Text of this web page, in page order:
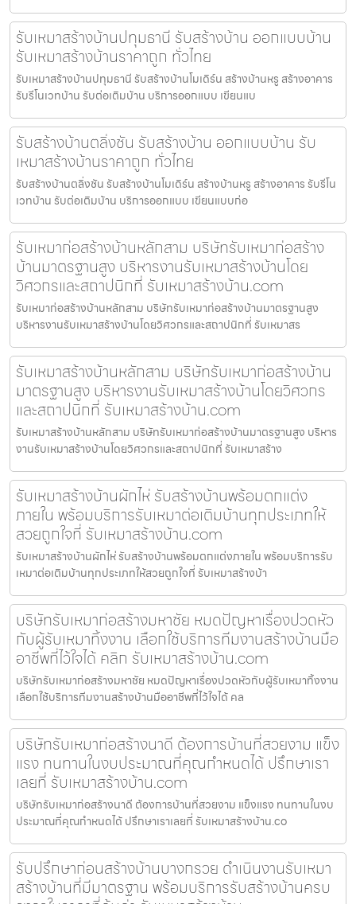
รับเหมาสร้างบ้านปทุมธานี รับสร้างบ้าน ออกแบบบ้าน
รับเหมาสร้างบ้านราคาถูก ทั่วไทย
รับเหมาสร้างบ้านปทุมธานี รับสร้างบ้านโมเดิร์น สร้างบ้านหรู สร้างอาคาร
รับรีโนเวทบ้าน รับต่อเติมบ้าน บริการออกแบบ เขียนแบ
รับสร้างบ้านตลิ่งชัน รับสร้างบ้าน ออกแบบบ้าน รับ
เหมาสร้างบ้านราคาถูก ทั่วไทย
รับสร้างบ้านตลิ่งชัน รับสร้างบ้านโมเดิร์น สร้างบ้านหรู สร้างอาคาร รับรีโน
เวทบ้าน รับต่อเติมบ้าน บริการออกแบบ เขียนแบบก่อ
รับเหมาก่อสร้างบ้านหลักสาม บริษัทรับเหมาก่อสร้าง
บ้านมาตรฐานสูง บริหารงานรับเหมาสร้างบ้านโดย
วิศวกรและสถาปนิกที่ รับเหมาสร้างบ้าน.com
รับเหมาก่อสร้างบ้านหลักสาม บริษัทรับเหมาก่อสร้างบ้านมาตรฐานสูง
บริหารงานรับเหมาสร้างบ้านโดยวิศวกรและสถาปนิกที่ รับเหมาสร
รับเหมาสร้างบ้านหลักสาม บริษัทรับเหมาก่อสร้างบ้าน
มาตรฐานสูง บริหารงานรับเหมาสร้างบ้านโดยวิศวกร
และสถาปนิกที่ รับเหมาสร้างบ้าน.com
รับเหมาสร้างบ้านหลักสาม บริษัทรับเหมาก่อสร้างบ้านมาตรฐานสูง บริหาร
งานรับเหมาสร้างบ้านโดยวิศวกรและสถาปนิกที่ รับเหมาสร้าง
รับเหมาสร้างบ้านผักไห่ รับสร้างบ้านพร้อมตกแต่ง
ภายใน พร้อมบริการรับเหมาต่อเติมบ้านทุกประเภทให้
สวยถูกใจที่ รับเหมาสร้างบ้าน.com
รับเหมาสร้างบ้านผักไห่ รับสร้างบ้านพร้อมตกแต่งภายใน พร้อมบริการรับ
เหมาต่อเติมบ้านทุกประเภทให้สวยถูกใจที่ รับเหมาสร้างบ้า
บริษัทรับเหมาก่อสร้างมหาชัย หมดปัญหาเรื่องปวดหัว
กับผู้รับเหมาทิ้งงาน เลือกใช้บริการทีมงานสร้างบ้านมือ
อาชีพที่ไว้ใจได้ คลิก รับเหมาสร้างบ้าน.com
บริษัทรับเหมาก่อสร้างมหาชัย หมดปัญหาเรื่องปวดหัวกับผู้รับเหมาทิ้งงาน
เลือกใช้บริการทีมงานสร้างบ้านมืออาชีพที่ไว้ใจได้ คล
บริษัทรับเหมาก่อสร้างนาดี ต้องการบ้านที่สวยงาม แข็ง
แรง ทนทานในงบประมาณที่คุณกำหนดได้ ปรึกษาเรา
เลยที่ รับเหมาสร้างบ้าน.com
บริษัทรับเหมาก่อสร้างนาดี ต้องการบ้านที่สวยงาม แข็งแรง ทนทานในงบ
ประมาณที่คุณกำหนดได้ ปรึกษาเราเลยที่ รับเหมาสร้างบ้าน.co
รับปรึกษาก่อนสร้างบ้านบางกรวย ดำเนินงานรับเหมา
สร้างบ้านที่มีมาตรฐาน พร้อมบริการรับสร้างบ้านครบ